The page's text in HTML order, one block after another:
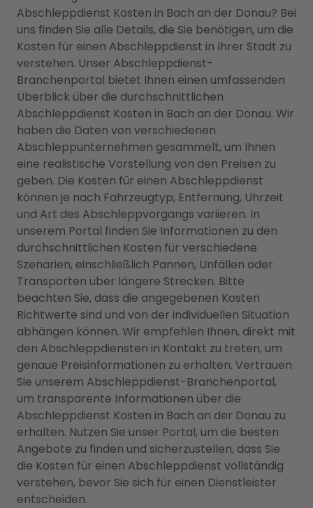
Abschleppdienst Kosten in Bach an der Donau? Bei
uns finden Sie alle Details, die Sie benötigen, um die
Kosten für einen Abschleppdienst in Ihrer Stadt zu
verstehen. Unser Abschleppdienst-
Branchenportal bietet Ihnen einen umfassenden
Überblick über die durchschnittlichen
Abschleppdienst Kosten in Bach an der Donau. Wir
haben die Daten von verschiedenen
Abschleppunternehmen gesammelt, um Ihnen
eine realistische Vorstellung von den Preisen zu
geben. Die Kosten für einen Abschleppdienst
können je nach Fahrzeugtyp, Entfernung, Uhrzeit
und Art des Abschleppvorgangs variieren. In
unserem Portal finden Sie Informationen zu den
durchschnittlichen Kosten für verschiedene
Szenarien, einschließlich Pannen, Unfällen oder
Transporten über längere Strecken. Bitte
beachten Sie, dass die angegebenen Kosten
Richtwerte sind und von der individuellen Situation
abhängen können. Wir empfehlen Ihnen, direkt mit
den Abschleppdiensten in Kontakt zu treten, um
genaue Preisinformationen zu erhalten. Vertrauen
Sie unserem Abschleppdienst-Branchenportal,
um transparente Informationen über die
Abschleppdienst Kosten in Bach an der Donau zu
erhalten. Nutzen Sie unser Portal, um die besten
Angebote zu finden und sicherzustellen, dass Sie
die Kosten für einen Abschleppdienst vollständig
verstehen, bevor Sie sich für einen Dienstleister
entscheiden.